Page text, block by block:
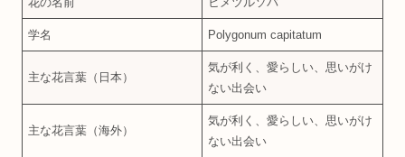
学名 Polygonum capitatum
主な花言葉（日本）
気が利く、愛らしい、思いがけ
ない出会い
主な花言葉（海外）
気が利く、愛らしい、思いがけ
ない出会い